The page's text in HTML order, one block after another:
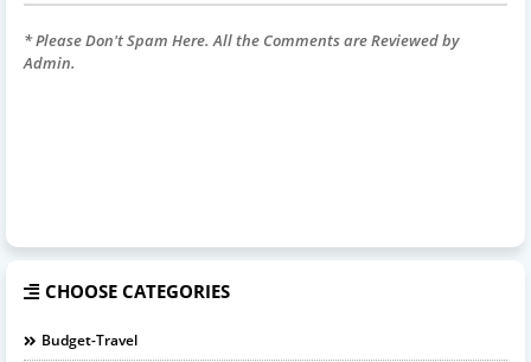
* Please Don't Spam Here. All the Comments are Reviewed by
Admin.
CHOOSE CATEGORIES
Budget-Travel